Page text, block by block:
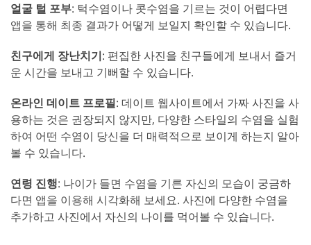
얼굴 털 포부: 턱수염이나 콧수염을 기르는 것이 어렵다면
앱을 통해 최종 결과가 어떻게 보일지 확인할 수 있습니다.
친구에게 장난치기: 편집한 사진을 친구들에게 보내서 즐거
운 시간을 보내고 기뻐할 수 있습니다.
온라인 데이트 프로필: 데이트 웹사이트에서 가짜 사진을 사
용하는 것은 권장되지 않지만, 다양한 스타일의 수염을 실험
하여 어떤 수염이 당신을 더 매력적으로 보이게 하는지 알아
볼 수 있습니다.
연령 진행: 나이가 들면 수염을 기른 자신의 모습이 궁금하
다면 앱을 이용해 시각화해 보세요. 사진에 다양한 수염을
추가하고 사진에서 자신의 나이를 먹어볼 수 있습니다.